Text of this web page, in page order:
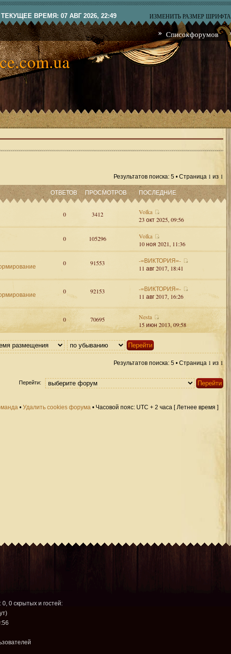
ТЕКУЩЕЕ ВРЕМЯ: 07 АВГ 2026, 22:49 ИЗМЕНИТЬ РАЗМЕР ШРИФТА
Список форумов
Результатов поиска: 5 • Страница 1 из 1
ОТВЕТОВ ПРОСМОТРОВ ПОСЛЕДНИЕ
0 3412
Volka
23 окт 2025, 09:56
0 105296
Volka
10 ноя 2021, 11:36
0 91553
-=ВИКТОРИЯ=-
11 авг 2017, 18:41
0 92153
-=ВИКТОРИЯ=-
11 авг 2017, 16:26
0 70695
Nesta
15 июн 2013, 09:58
Результатов поиска: 5 • Страница 1 из 1
Перейти:
• Удалить cookies форума • Часовой пояс: UTC + 2 часа [ Летнее время ]
0 скрытых и гостей: